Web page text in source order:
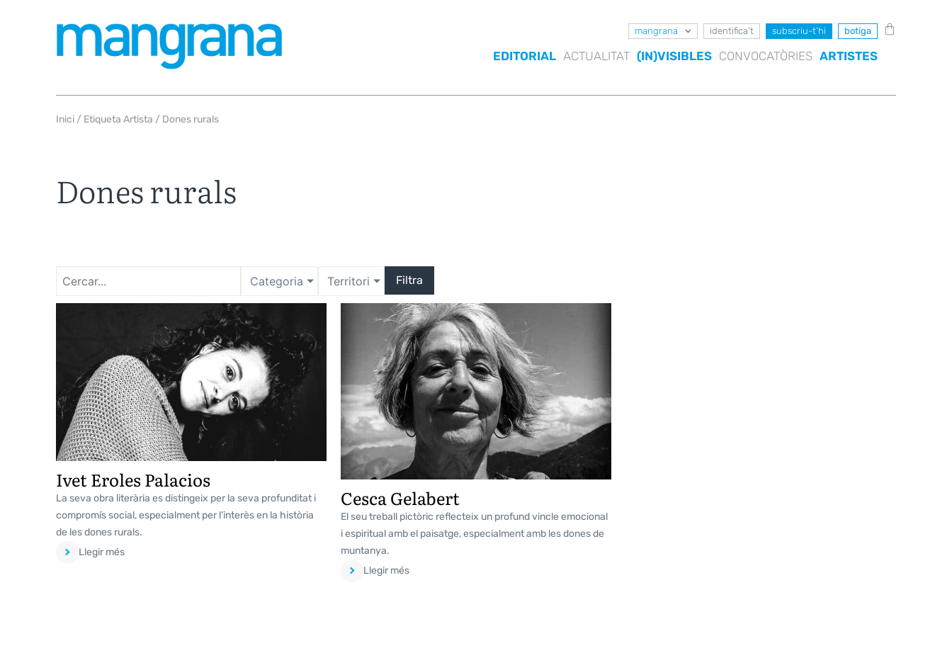
mangrana identifica’t subscriu-t’hi botiga
EDITORIAL ACTUALITAT (IN)VISIBLES CONVOCATÒRIES ARTISTES
Inici / Etiqueta Artista / Dones rurals
Dones rurals
Categoria Territori Filtra
Ivet Eroles Palacios
La seva obra literària es distingeix per la seva profunditat i
compromís social, especialment per l’interès en la història
de les dones rurals.
Llegir més
Cesca Gelabert
El seu treball pictòric reflecteix un profund vincle emocional
i espiritual amb el paisatge, especialment amb les dones de
muntanya.
Llegir més